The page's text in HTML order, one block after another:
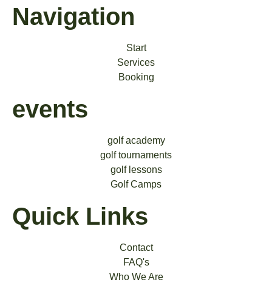
Navigation
Start
Services
Booking
events
golf academy
golf tournaments
golf lessons
Golf Camps
Quick Links
Contact
FAQ's
Who We Are